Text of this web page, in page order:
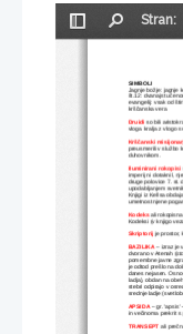
Preklopi
Stran:
SIMBOLI
Jagnje božje: jagnje
št.12: dvanajst
evangelij: vsak od
krščanska vera
Druidi so bili
vloga kralja z vlogo
Krščanski
preusmerili v službo
duhovnikom.
Iluminirani rokopisi
imperij ni dotaknil,
druge polovice 7. st.
upodabljanjem
Knjigi iz Kellsa
umetnost njene
Kodeks ali rokopisna
Kodeksi (v knjigo
Skriptorij je prostor,
BAZILIKA – izraz je
dvorano v Atenah (
pomembne javne
je odtod prešlo na
danes nejasen.
ladja), obdan na
stebri odpirajo v
srednje ladje
APSIDA – gr. 'apsis'
in večinoma prekrit s
TRANSEPT ali